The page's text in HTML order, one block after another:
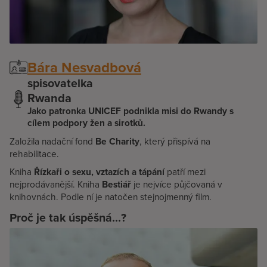
Bára Nesvadbová
spisovatelka
Rwanda
Jako patronka UNICEF podnikla misi do Rwandy s
cílem podpory žen a sirotků.
Založila nadační fond Be Charity, který přispívá na
rehabilitace.
Kniha Řízkaři o sexu, vztazích a tápánípatří mezi
nejprodávanější. Kniha Bestiář je nejvíce půjčovaná v
knihovnách. Podle ní je natočen stejnojmenný film.
Proč je tak úspěšná...?